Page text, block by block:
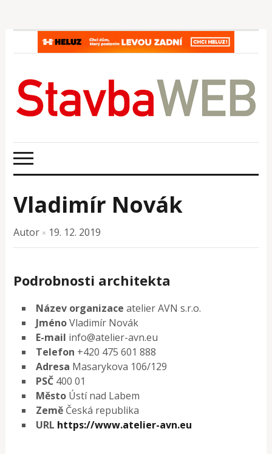
Vladimír Novák
Autor × 19. 12. 2019
Podrobnosti architekta
Název organizace atelier AVN s.r.o.
JménoVladimír Novák
E-mail info@atelier-avn.eu
Telefon +420 475 601 888
Adresa Masarykova 106/129
PSČ 400 01
Město Ústí nad Labem
Země Česká republika
URL https://www.atelier-avn.eu